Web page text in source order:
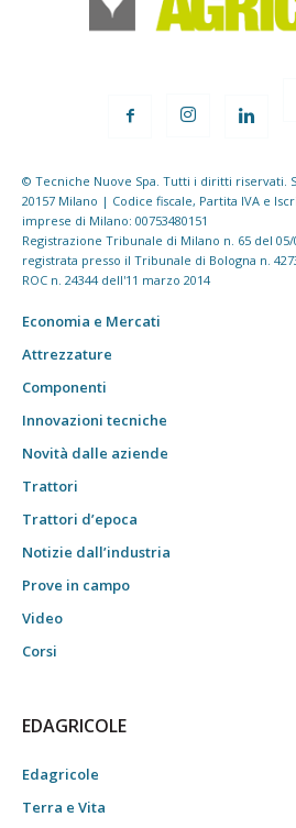
© Tecniche Nuove Spa. Tutti i diritti riservati.
20157 Milano | Codice fiscale, Partita IVA e
imprese di Milano: 00753480151
Registrazione Tribunale di Milano n. 65 del
registrata presso il Tribunale di Bologna n.
ROC n. 24344 dell'11 marzo 2014
Economia e Mercati
Attrezzature
Componenti
Innovazioni tecniche
Novità dalle aziende
Trattori
Trattori d’epoca
Notizie dall’industria
Prove in campo
Video
Corsi
EDAGRICOLE
Edagricole
Terra e Vita